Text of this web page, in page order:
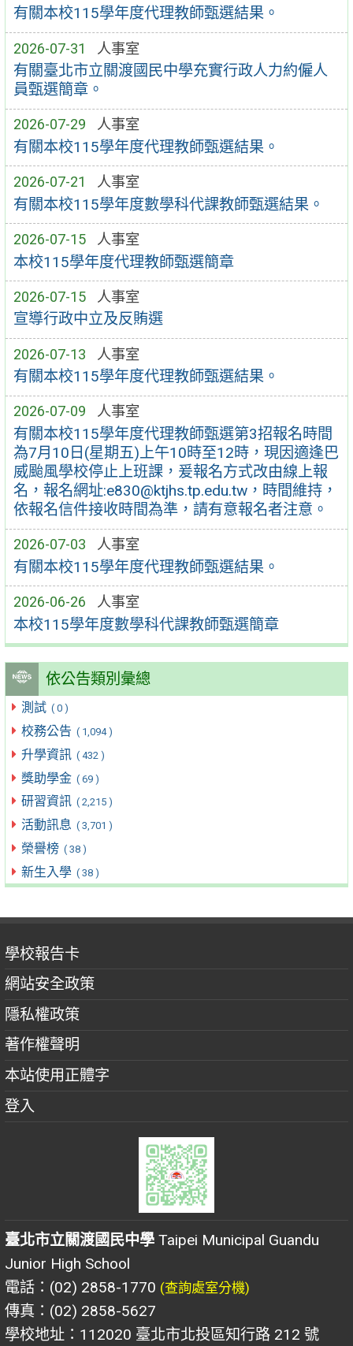
有關本校115學年度代理教師甄選結果。
2026-07-31 人事室
有關臺北市立關渡國民中學充實行政人力約僱人
員甄選簡章。
2026-07-29 人事室
有關本校115學年度代理教師甄選結果。
2026-07-21 人事室
有關本校115學年度數學科代課教師甄選結果。
2026-07-15 人事室
本校115學年度代理教師甄選簡章
2026-07-15 人事室
宣導行政中立及反賄選
2026-07-13 人事室
有關本校115學年度代理教師甄選結果。
2026-07-09 人事室
有關本校115學年度代理教師甄選第3招報名時間
為7月10日(星期五)上午10時至12時，現因適逢巴
威颱風學校停止上班課，爰報名方式改由線上報
名，報名網址:e830@ktjhs.tp.edu.tw，時間維持，
依報名信件接收時間為準，請有意報名者注意。
2026-07-03 人事室
有關本校115學年度代理教師甄選結果。
2026-06-26 人事室
本校115學年度數學科代課教師甄選簡章
依公告類別彙總
測試 ( 0 )
校務公告 ( 1,094 )
升學資訊 ( 432 )
獎助學金 ( 69 )
研習資訊 ( 2,215 )
活動訊息 ( 3,701 )
榮譽榜 ( 38 )
新生入學 ( 38 )
學校報告卡
網站安全政策
隱私權政策
著作權聲明
本站使用正體字
登入
臺北市立關渡國民中學 Taipei Municipal Guandu
Junior High School
電話：(02) 2858-1770 (查詢處室分機)
傳真：(02) 2858-5627
學校地址：112020 臺北市北投區知行路 212 號